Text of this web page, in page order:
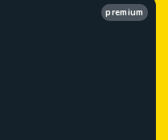
premium